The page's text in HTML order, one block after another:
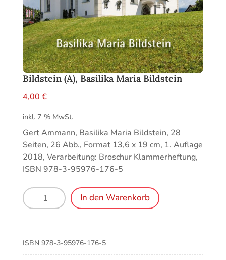
Bildstein (A), Basilika Maria Bildstein
4,00 €
inkl. 7 % MwSt.
Gert Ammann, Basilika Maria Bildstein, 28
Seiten, 26 Abb., Format 13,6 x 19 cm, 1. Auflage
2018, Verarbeitung: Broschur Klammerheftung,
ISBN 978-3-95976-176-5
Bildstein
(A),
Maria
Bildstein
Menge
In den Warenkorb
ISBN 978-3-95976-176-5